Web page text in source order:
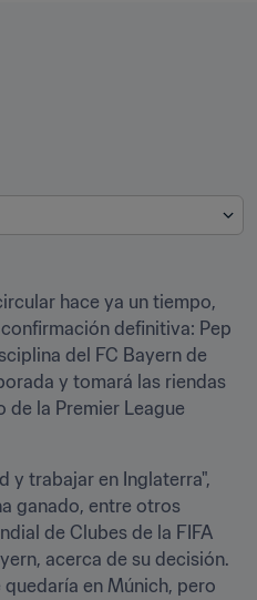
hace ya un tiempo,
definitiva: Pep
del FC Bayern de
y tomará las riendas
la Premier League
y trabajar en Inglaterra",
ganado, entre otros
de Clubes de la FIFA
acerca de su decisión.
en Múnich, pero